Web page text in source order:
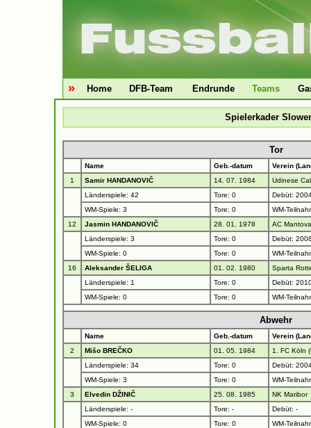
» Home DFB-Team Endrunde Teams
Spielerkader
Tor
Name Geb.-datum
Verein
1
Samir HANDANOVIČ 14. 07. 1984
Udinese
Länderspiele: 42
Tore: 0
Debüt:
WM-Spiele: 3
Tore: 0
WM-
12
Jasmin HANDANOVIČ 28. 01. 1978
AC
Länderspiele: 3
Tore: 0
Debüt:
WM-Spiele: 0
Tore: 0
WM-
16
Aleksander ŠELIGA 01. 02. 1980
Sparta
Länderspiele: 1
Tore: 0
Debüt:
WM-Spiele: 0
Tore: 0 WM-
Abwehr
Name Geb.-datum
Verein
2
Mišo BREČKO 01. 05. 1984
1. FC Köln
Länderspiele: 34
Tore: 0
Debüt:
WM-Spiele: 3
Tore: 0
WM-
3
Elvedin DŽINIČ 25. 08. 1985
NK Maribor
Länderspiele: -
Tore: -
Debüt: -
WM-Spiele: 0
Tore: 0
WM-